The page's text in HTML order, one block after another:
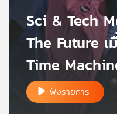
ข่าย
วิทยุ Sci & Tech
The Future เ
Time
ฟังรายการ